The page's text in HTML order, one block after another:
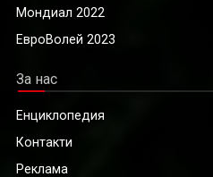
Мондиал 2022
ЕвроВолей 2023
За нас
Енциклопедия
Контакти
Реклама